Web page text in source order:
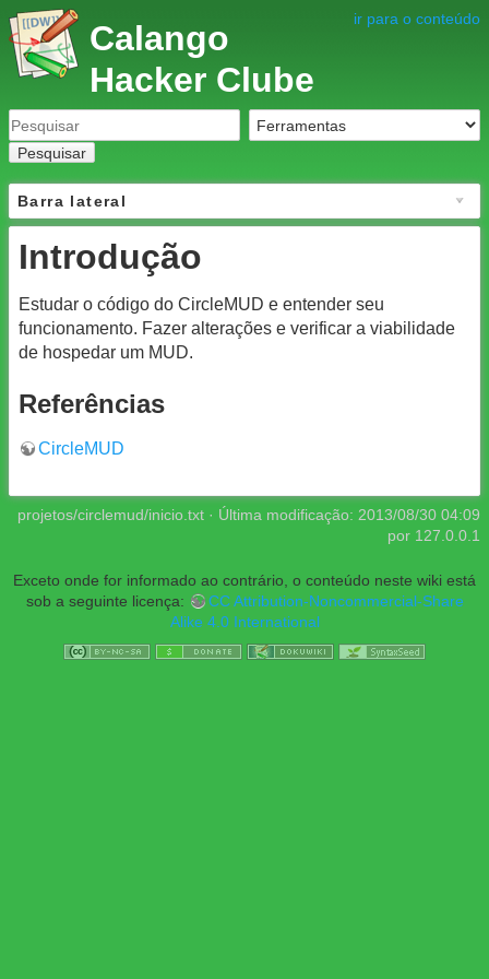
ir para o conteúdo
Calango
Hacker Clube
Pesquisar
Barra lateral
Introdução
Estudar o código do CircleMUD e entender seu
funcionamento. Fazer alterações e verificar a viabilidade
de hospedar um MUD.
Referências
CircleMUD
projetos/circlemud/inicio.txt · Última modificação: 2013/08/30 04:09
por 127.0.0.1
Exceto onde for informado ao contrário, o conteúdo neste wiki está
sob a seguinte licença:
CC Attribution-Noncommercial-Share
Alike 4.0 International